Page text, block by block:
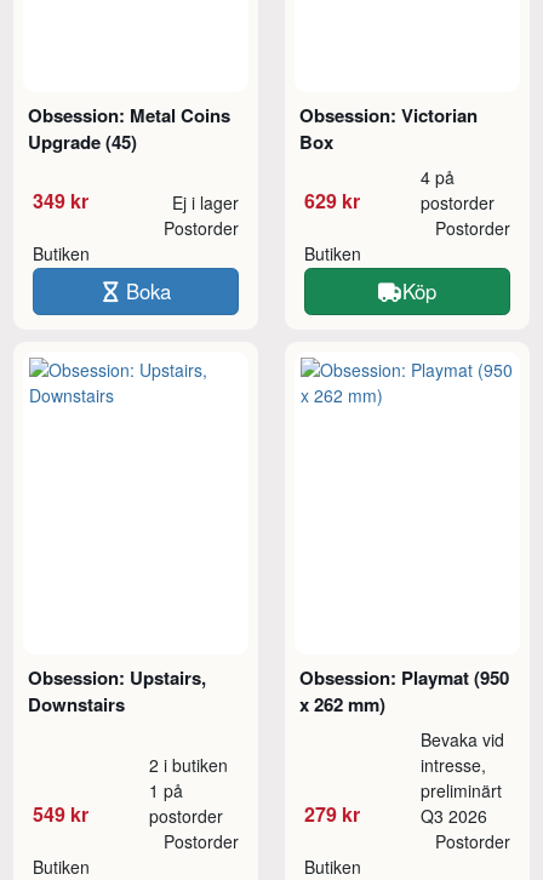
Obsession: Metal Coins
Upgrade (45)
349 kr Ej i lager
Butiken
Postorder
Boka
Obsession: Victorian
Box
629 kr
4 på
postorder
Butiken
Postorder
Köp
Obsession: Upstairs,
Downstairs
549 kr
2 i butiken
1 på
postorder
Butiken
Postorder
Obsession: Playmat (950
x 262 mm)
279 kr
Bevaka vid
intresse,
preliminärt
Q3 2026
Butiken
Postorder